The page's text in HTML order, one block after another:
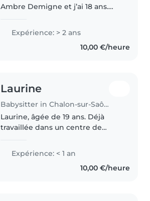
Ambre Demigne et j’ai 18 ans.
pratiquer le babysitting avec
deux jeunes garçons de 7 et 10
ans mais je me suis aussi
Expérience: > 2 ans
10,00 €/heure
Laurine
Babysitter in Chalon-sur-Saône
Laurine, âgée de 19 ans. Déjà
travaillée dans un centre de
entre 3 et 10 ans. J'ai pratiqué 4
ans de Jeunes sapeurs pompiers
Obtenu du bac professionnel
Expérience: < 1 an
10,00 €/heure